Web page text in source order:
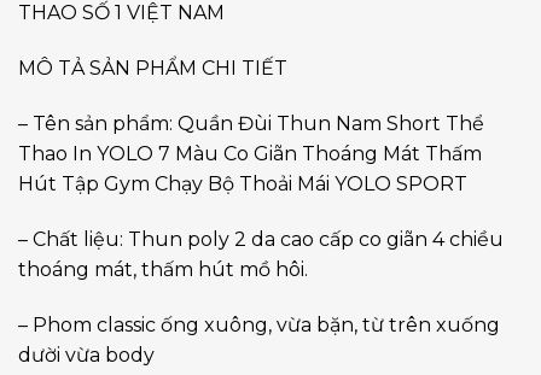
THAO SỐ 1 VIỆT NAM
MÔ TẢ SẢN PHẨM CHI TIẾT
– Tên sản phẩm: Quần Đùi Thun Nam Short Thể
Thao In YOLO 7 Màu Co Giãn Thoáng Mát Thấm
Hút Tập Gym Chạy Bộ Thoải Mái YOLO SPORT
– Chất liệu: Thun poly 2 da cao cấp co giãn 4 chiều
thoáng mát, thấm hút mồ hôi.
– Phom classic ống xuông, vừa bặn, từ trên xuống
dười vừa body